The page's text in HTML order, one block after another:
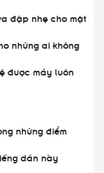
đập nhẹ cho mặt
những ai không
được máy luôn
những điểm
dán này